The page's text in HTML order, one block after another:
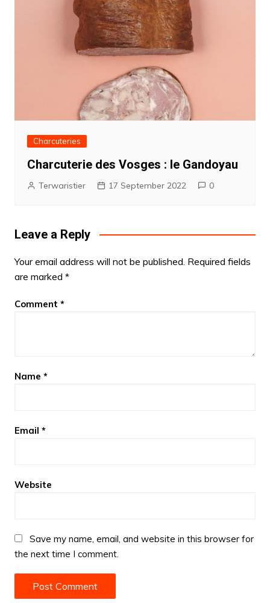
Charcuteries
Charcuterie des Vosges : le Gandoyau
Terwaristier 17 September 2022 0
Leave a Reply
Your email address will not be published. Required fields
are marked *
Comment *
Name *
Email *
Website
Save my name, email, and website in this browser for
the next time I comment.